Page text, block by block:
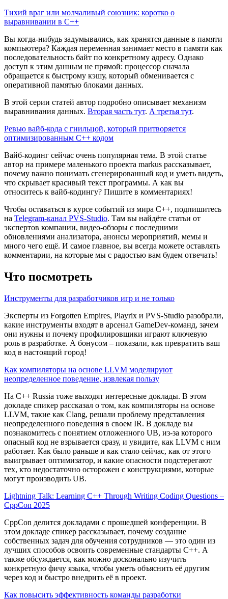
Тихий враг или молчаливый союзник: коротко о
выравнивании в C++
Вы когда-нибудь задумывались, как хранятся данные в памяти
компьютера? Каждая переменная занимает место в памяти как
последовательность байт по конкретному адресу. Однако
доступ к этим данным не прямой: процессор сначала
обращается к быстрому кэшу, который обменивается с
оперативной памятью блоками данных.
В этой серии статей автор подробно описывает механизм
выравнивания данных. Вторая часть тут. А третья тут.
Ревью вайб-кода с гнильцой, который притворяется
оптимизированным C++ кодом
Вайб-кодинг сейчас очень популярная тема. В этой статье
автор на примере маленького проекта markus рассказывает,
почему важно понимать сгенерированный код и уметь видеть,
что скрывает красивый текст программы. А как вы
относитесь к вайб-кодингу? Пишите в комментариях!
Чтобы оставаться в курсе событий из мира C++, подпишитесь
на Telegram-канал PVS-Studio. Там вы найдёте статьи от
экспертов компании, видео-обзоры с последними
обновлениями анализатора, анонсы мероприятий, мемы и
много чего ещё. И самое главное, вы всегда можете оставлять
комментарии, на которые мы с радостью вам будем отвечать!
Что посмотреть
Инструменты для разработчиков игр и не только
Эксперты из Forgotten Empires, Playrix и PVS-Studio разобрали,
какие инструменты входят в арсенал GameDev-команд, зачем
они нужны и почему профилировщики играют ключевую
роль в разработке. А бонусом – показали, как превратить ваш
код в настоящий город!
Как компиляторы на основе LLVM моделируют
неопределенное поведение, извлекая пользу
На C++ Russia тоже выходят интересные доклады. В этом
докладе спикер рассказал о том, как компиляторы на основе
LLVM, такие как Clang, решали проблему представления
неопределенного поведения в своем IR. В докладе вы
познакомитесь с понятием отложенного UB, из-за которого
опасный код не взрывается сразу, и увидите, как LLVM с ним
работает. Как было раньше и как стало сейчас, как от этого
выигрывает оптимизатор, и какие опасности подстерегают
тех, кто недостаточно осторожен с конструкциями, которые
могут производить UB.
Lightning Talk: Learning C++ Through Writing Coding Questions –
CppCon 2025
CppCon делится докладами с прошедшей конференции. В
этом докладе спикер рассказывает, почему создание
собственных задач для обучения сотрудников — это один из
лучших способов освоить современные стандарты C++. А
также обсуждается, как можно досконально изучить
конкретную фичу языка, чтобы уметь объяснить её другим
через код и быстро внедрить её в проект.
Как повысить эффективность команды разработки